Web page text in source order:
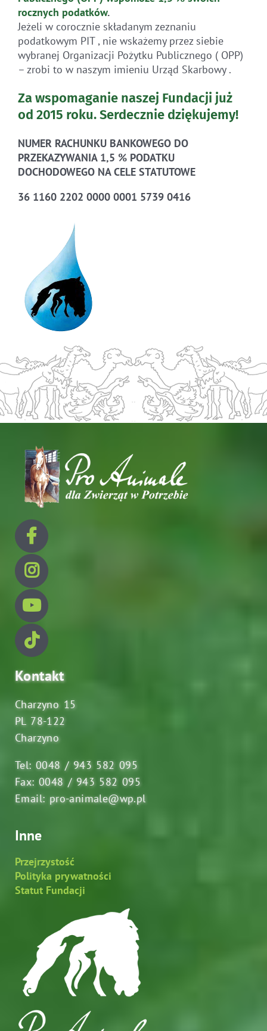
rocznych podatków.
Jeżeli w corocznie składanym zeznaniu
podatkowym PIT , nie wskażemy przez siebie
wybranej Organizacji Pożytku Publicznego ( OPP)
– zrobi to w naszym imieniu Urząd Skarbowy .
Za wspomaganie naszej Fundacji już
od 2015 roku.Serdecznie dziękujemy!
NUMER RACHUNKU BANKOWEGO DO
PRZEKAZYWANIA 1,5 % PODATKU
DOCHODOWEGO NA CELE STATUTOWE
36 1160 2202 0000 0001 5739 0416
Kontakt
Charzyno 15
PL 78-122
Charzyno
Tel: 0048 / 943 582 095
Fax: 0048 / 943 582 095
Email: pro-animale@wp.pl
Inne
Przejrzystość
Polityka prywatności
Statut Fundacji